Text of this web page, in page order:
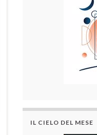
IL CIELO DEL MESE